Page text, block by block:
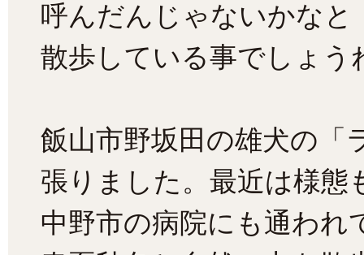
呼んだんじゃないかなと
散歩している事でしょう
飯山市野坂田の雄犬の「
張りました。最近は様態
中野市の病院にも通われ